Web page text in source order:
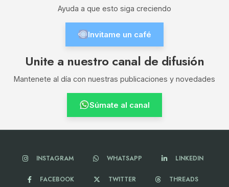
Ayuda a que esto siga creciendo
Invitame un café
Unite a nuestro canal de difusión
Mantenete al día con nuestras publicaciones y novedades
Súmate al canal
INSTAGRAM WHATSAPP LINKEDIN
FACEBOOK TWITTER THREADS